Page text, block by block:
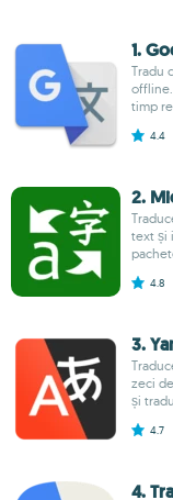
1.
Tradu
timp
4.4
2.
text și
4.8
3.
zeci
și
4.7
4.